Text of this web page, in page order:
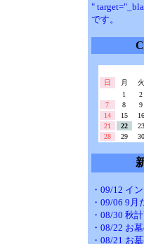
"
です。
日
月 火
1
2
7
8 9
14
15 16
21
22 23
28
29 30
・09/12 イ
・09/06 9月
・08/30 秋
・08/22 お
・08/21 お